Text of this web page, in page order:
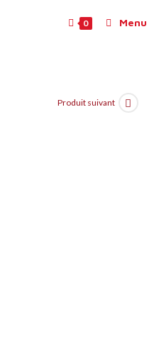
0 Menu
Produit suivant